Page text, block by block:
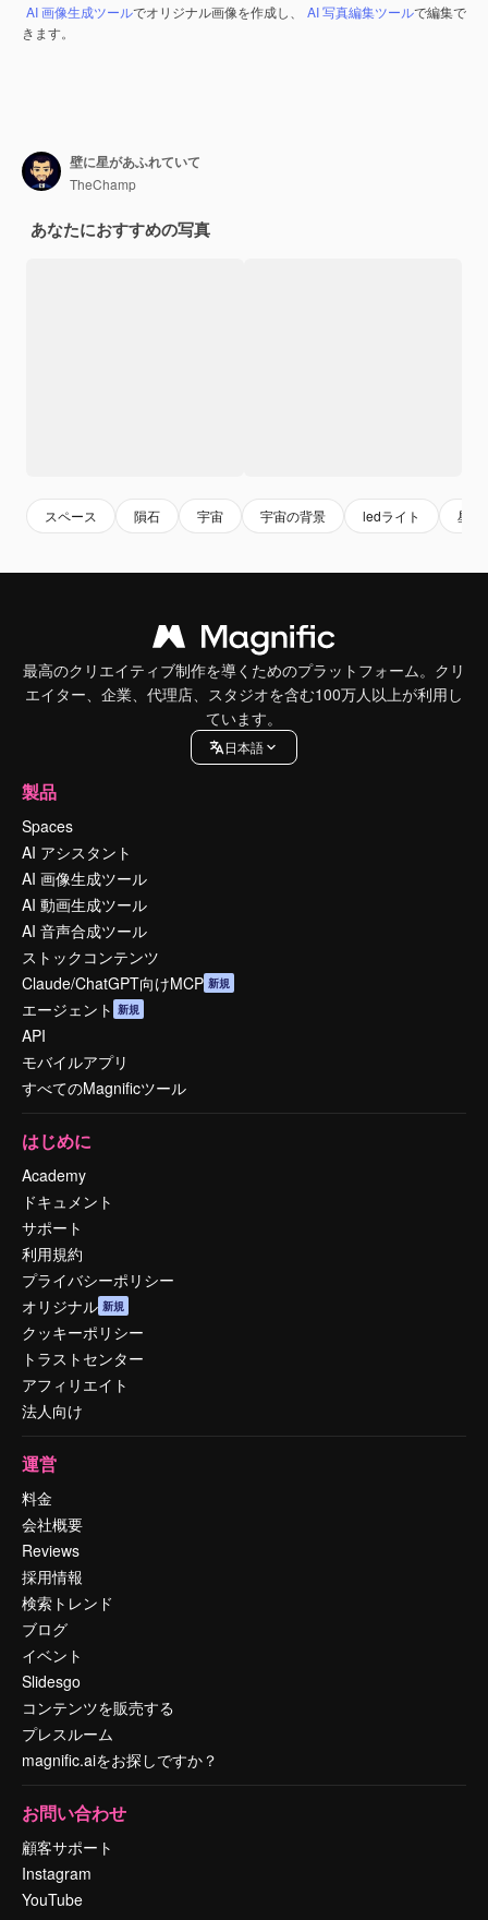
AI 画像生成ツールでオリジナル画像を作成し、 AI 写真編集ツールで編集で
きます。
壁に星があふれていて
TheChamp
あなたにおすすめの写真
スペース 隕石 宇宙 宇宙の背景 ledライト 星
最高のクリエイティブ制作を導くためのプラットフォーム。クリ
エイター、企業、代理店、スタジオを含む100万人以上が利用し
ています。
日本語
製品
Spaces
AI アシスタント
AI 画像生成ツール
AI 動画生成ツール
AI 音声合成ツール
ストックコンテンツ
Claude/ChatGPT向けMCP 新規
エージェント 新規
API
モバイルアプリ
すべてのMagnificツール
はじめに
Academy
ドキュメント
サポート
利用規約
プライバシーポリシー
オリジナル 新規
クッキーポリシー
トラストセンター
アフィリエイト
法人向け
運営
料金
会社概要
Reviews
採用情報
検索トレンド
ブログ
イベント
Slidesgo
コンテンツを販売する
プレスルーム
magnific.aiをお探しですか？
お問い合わせ
顧客サポート
Instagram
YouTube